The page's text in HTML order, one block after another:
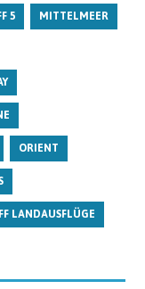
5 MITTELMEER
ORIENT
LANDAUSFLÜGE